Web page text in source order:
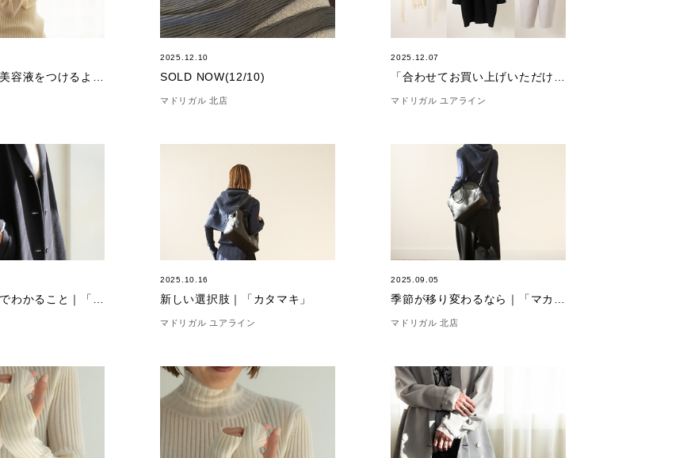
2025.12.10
SOLD NOW(12/10)
マドリガル 北店
2025.12.07
マドリガル ユアライン
2025.10.16
新しい選択肢｜「カタマキ」
マドリガル ユアライン
2025.09.05
マドリガル 北店